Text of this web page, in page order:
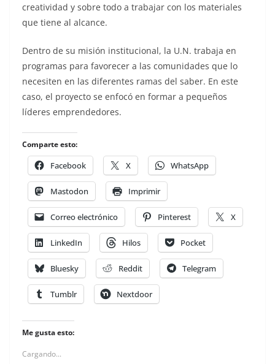
creatividad y sobre todo a trabajar con los materiales
que tiene al alcance.
Dentro de su misión institucional, la U.N. trabaja en
programas para favorecer a las comunidades que lo
necesiten en las diferentes ramas del saber. En este
caso, el proyecto se enfocó en formar a pequeños
líderes emprendedores.
Comparte esto:
Facebook X WhatsApp
Mastodon Imprimir
Correo electrónico Pinterest X
LinkedIn Hilos Pocket
Bluesky Reddit Telegram
Tumblr Nextdoor
Me gusta esto:
Cargando...